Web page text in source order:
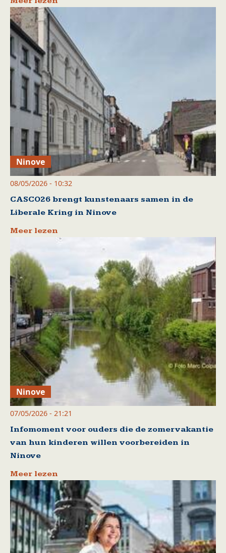
Ninove
08/05/2026 - 10:32
CASCO26 brengt kunstenaars samen in de
Liberale Kring in Ninove
Meer lezen
Ninove
07/05/2026 - 21:21
Infomoment voor ouders die de zomervakantie
van hun kinderen willen voorbereiden in
Ninove
Meer lezen